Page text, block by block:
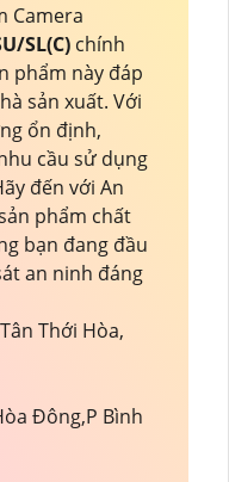
Camera
SL(C) chính
phẩm này đáp
sản xuất. Với
ổn định,
cầu sử dụng
đến với An
phẩm chất
bạn đang đầu
an ninh đáng
Thới Hòa,
Đông,P Bình